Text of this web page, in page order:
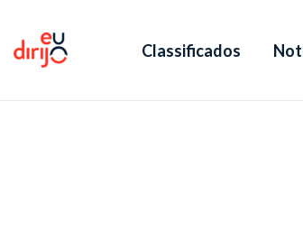
Classificados